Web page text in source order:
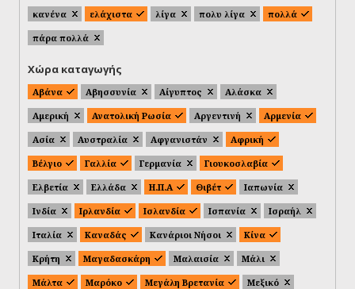
κανένα ελάχιστα λίγα πολυ λίγα
πολλά
πάρα πολλά
Χώρα καταγωγής
Αβάνα Αβησσυνία Αίγυπτος
Αλάσκα
Αμερική
Ανατολική Ρωσία Αργεντινή
Αρμενία
Ασία
Αυστραλία Αφγανιστάν
Αφρική
Βέλγιο
Γαλλία Γερμανία
Γιουκοσλαβία
Ελβετία
Ελλάδα Η.Π.Α Θιβέτ
Ιαπωνία
Ινδία
Ιρλανδία Ισλανδία Ισπανία
Ισραήλ
Ιταλία
Καναδάς Κανάριοι Νήσοι
Κίνα
Κρήτη
Μαγαδασκάρη Μαλαισία
Μάλι
Μάλτα
Μαρόκο Μεγάλη Βρετανία
Μεξικό